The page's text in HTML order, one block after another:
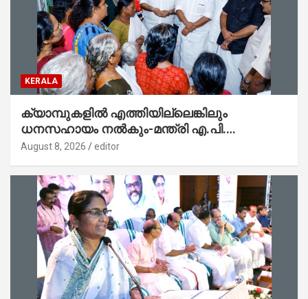
KERALA
ക്യാമ്പുകളിൽ എത്തിയില്ലെങ്കിലും
ധനസഹായം നൽകും-മന്ത്രി എ.പി.
അനിൽകുമാർ
August 8, 2026 editor